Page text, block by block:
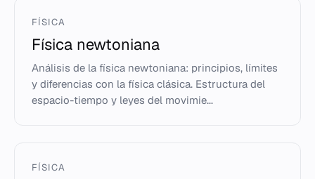
FÍSICA
Física newtoniana
Análisis de la física newtoniana: principios, límites
y diferencias con la física clásica. Estructura del
espacio-tiempo y leyes del movimie...
FÍSICA